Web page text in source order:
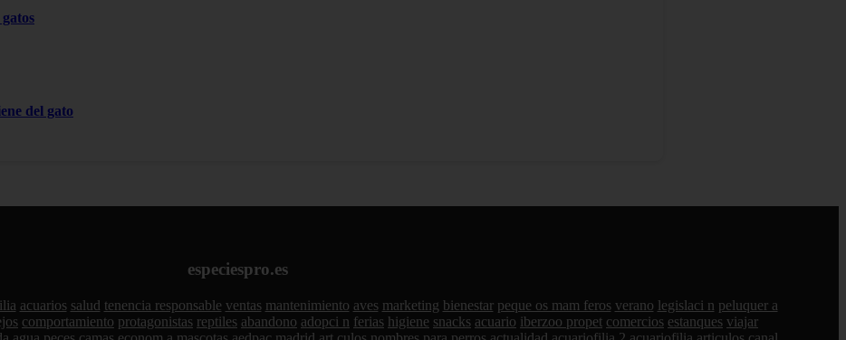
del gato
especiespro.es
acuarios salud tenencia responsable ventas mantenimiento aves marketing bienestar peque os mam feros verano legislaci n peluquer a
comportamiento protagonistas reptiles abandono adopci n ferias higiene snacks acuario iberzoo propet comercios estanques viajar